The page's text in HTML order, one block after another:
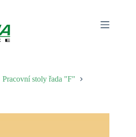
Pracovní stoly řada "F"